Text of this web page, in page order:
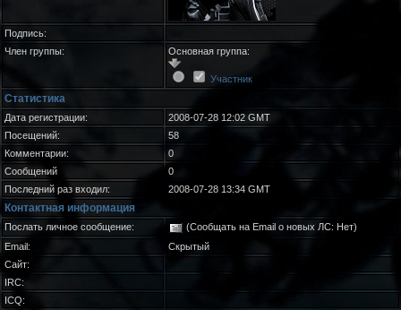
Подпись:
Член группы:
Основная группа:
Участник
Статистика
Дата регистрации:
2008-07-28 12:02 GMT
Посещений:
58
Комментарии:
0
Сообщений
0
Последний раз входил:
2008-07-28 13:34 GMT
Контактная информация
Послать личное сообщение:
(Сообщать на Email о новых ЛС: Нет)
Email:
Скрытый
Сайт:
IRC:
ICQ: